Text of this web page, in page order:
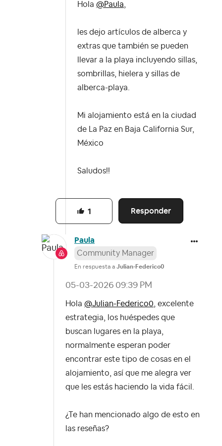
Hola @Paula,
les dejo artículos de alberca y
extras que también se pueden
llevar a la playa incluyendo sillas,
sombrillas, hielera y sillas de
alberca-playa.
Mi alojamiento está en la ciudad
de La Paz en Baja California Sur,
México
Saludos!!
Responder
1
Paula
Community Manager
En respuesta a Julian-Federico0
‎05-03-2026 09:39 PM
Hola @Julian-Federico0 , excelente
estrategia, los huéspedes que
buscan lugares en la playa,
normalmente esperan poder
encontrar este tipo de cosas en el
alojamiento, así que me alegra ver
que les estás haciendo la vida fácil.
¿Te han mencionado algo de esto en
las reseñas?